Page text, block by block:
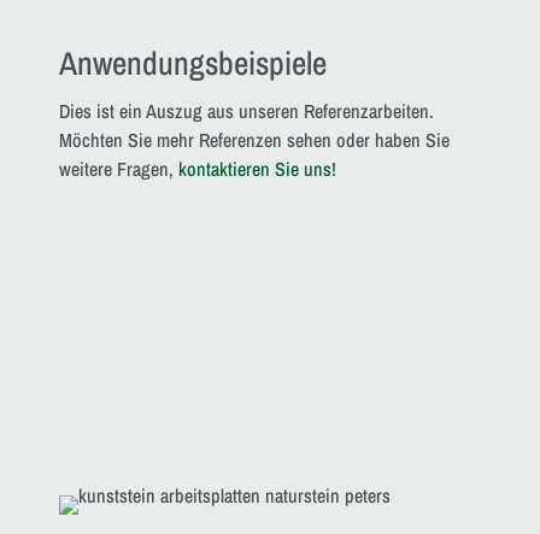
Anwendungsbeispiele
Dies ist ein Auszug aus unseren Referenzarbeiten.
Möchten Sie mehr Referenzen sehen oder haben Sie
weitere Fragen, kontaktieren Sie uns!